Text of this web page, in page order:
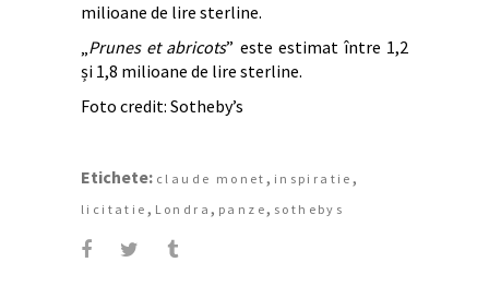
milioane de lire sterline.
„Prunes et abricots” este estimat între 1,2
și 1,8 milioane de lire sterline.
Foto credit: Sotheby’s
Etichete: claude monet , inspiratie ,
licitatie , Londra, panze, sothebys